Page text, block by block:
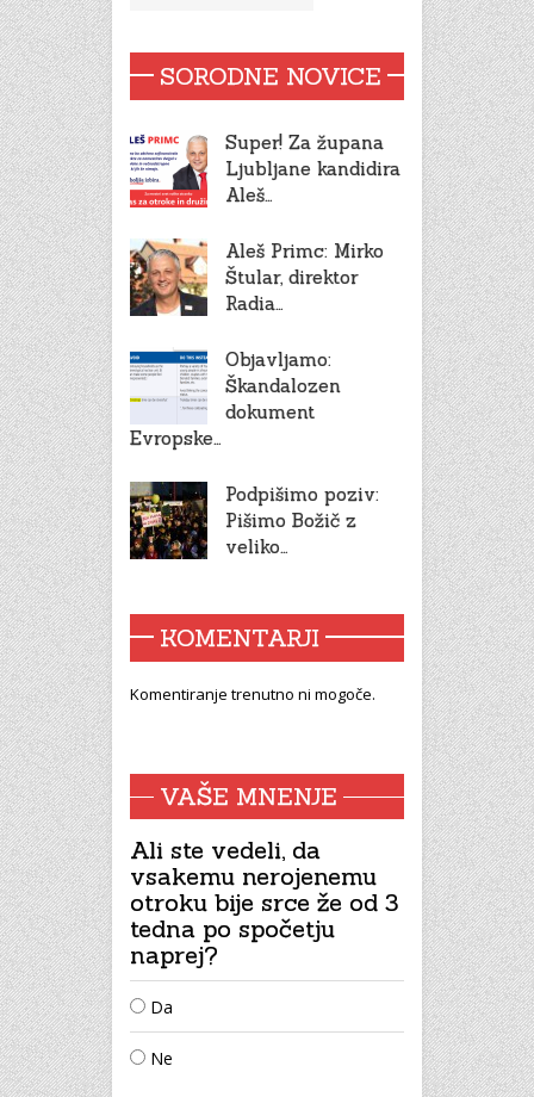
SORODNE NOVICE
Super! Za župana
Ljubljane kandidira
Aleš…
Aleš Primc: Mirko
Štular, direktor
Radia…
Objavljamo:
Škandalozen
dokument
Evropske…
Podpišimo poziv:
Pišimo Božič z
veliko…
KOMENTARJI
Komentiranje trenutno ni mogoče.
VAŠE MNENJE
Ali ste vedeli, da
vsakemu nerojenemu
otroku bije srce že od 3
tedna po spočetju
naprej?
Da
Ne